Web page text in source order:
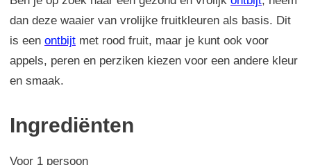
dan deze waaier van vrolijke fruitkleuren als basis. Dit
is een ontbijt met rood fruit, maar je kunt ook voor
appels, peren en perziken kiezen voor een andere kleur
en smaak.
Ingrediënten
Voor 1 persoon